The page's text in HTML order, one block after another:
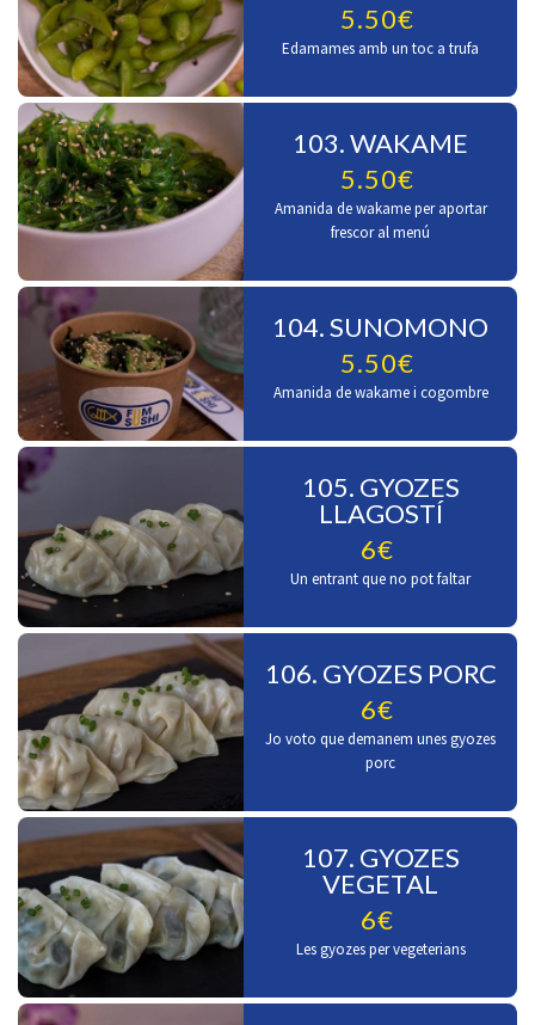
5.50€
Edamames amb un toc a trufa
103. WAKAME
5.50€
Amanida de wakame per aportar
frescor al menú
104. SUNOMONO
5.50€
Amanida de wakame i cogombre
105. GYOZES
LLAGOSTÍ
6€
Un entrant que no pot faltar
106. GYOZES PORC
6€
Jo voto que demanem unes gyozes
porc
107. GYOZES
VEGETAL
6€
Les gyozes per vegeterians